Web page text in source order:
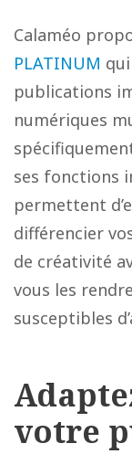
Calaméo
PLATINUM
publications
numériques
ses fonctions
permettent
différencier
de créativité
vous les
susceptibles
votre